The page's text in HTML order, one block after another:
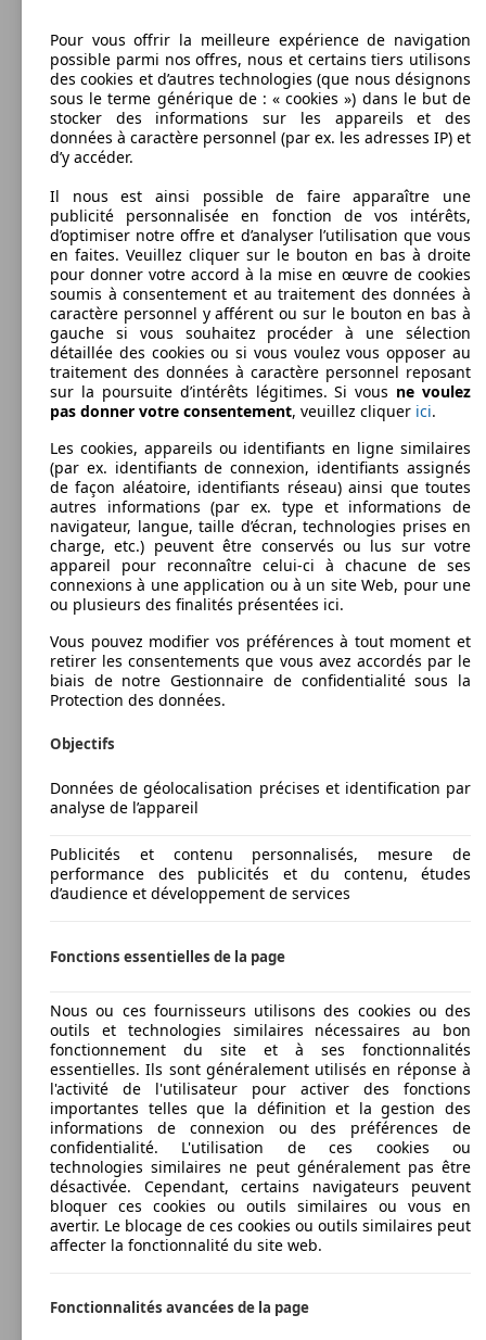
Pour vous offrir la meilleure expérience de navigation
possible parmi nos offres, nous et certains tiers utilisons
des cookies et d’autres technologies (que nous désignons
sous le terme générique de : « cookies ») dans le but de
stocker des informations sur les appareils et des
données à caractère personnel (par ex. les adresses IP) et
d’y accéder.
Il nous est ainsi possible de faire apparaître une
publicité personnalisée en fonction de vos intérêts,
d’optimiser notre offre et d’analyser l’utilisation que vous
en faites. Veuillez cliquer sur le bouton en bas à droite
pour donner votre accord à la mise en œuvre de cookies
soumis à consentement et au traitement des données à
caractère personnel y afférent ou sur le bouton en bas à
gauche si vous souhaitez procéder à une sélection
détaillée des cookies ou si vous voulez vous opposer au
traitement des données à caractère personnel reposant
sur la poursuite d’intérêts légitimes. Si vous ne voulez
pas donner votre consentement, veuillez cliquer ici.
Les cookies, appareils ou identifiants en ligne similaires
(par ex. identifiants de connexion, identifiants assignés
de façon aléatoire, identifiants réseau) ainsi que toutes
autres informations (par ex. type et informations de
navigateur, langue, taille d’écran, technologies prises en
charge, etc.) peuvent être conservés ou lus sur votre
appareil pour reconnaître celui-ci à chacune de ses
connexions à une application ou à un site Web, pour une
ou plusieurs des finalités présentées ici.
Vous pouvez modifier vos préférences à tout moment et
retirer les consentements que vous avez accordés par le
biais de notre Gestionnaire de confidentialité sous la
Protection des données.
Objectifs
Données de géolocalisation précises et identification par
analyse de l’appareil
Publicités et contenu personnalisés, mesure de
performance des publicités et du contenu, études
d’audience et développement de services
Fonctions essentielles de la page
Nous ou ces fournisseurs utilisons des cookies ou des
outils et technologies similaires nécessaires au bon
fonctionnement du site et à ses fonctionnalités
essentielles. Ils sont généralement utilisés en réponse à
l'activité de l'utilisateur pour activer des fonctions
importantes telles que la définition et la gestion des
informations de connexion ou des préférences de
confidentialité. L'utilisation de ces cookies ou
technologies similaires ne peut généralement pas être
désactivée. Cependant, certains navigateurs peuvent
bloquer ces cookies ou outils similaires ou vous en
avertir. Le blocage de ces cookies ou outils similaires peut
affecter la fonctionnalité du site web.
Fonctionnalités avancées de la page